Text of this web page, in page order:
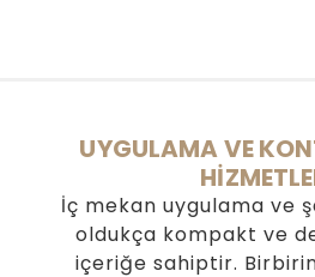
UYGULAMA VE
İç mekan uygulama ve
oldukça kompakt ve
içeriğe sahiptir.